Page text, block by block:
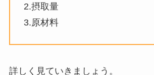
2.摂取量
3.原材料
詳しく見ていきましょう。